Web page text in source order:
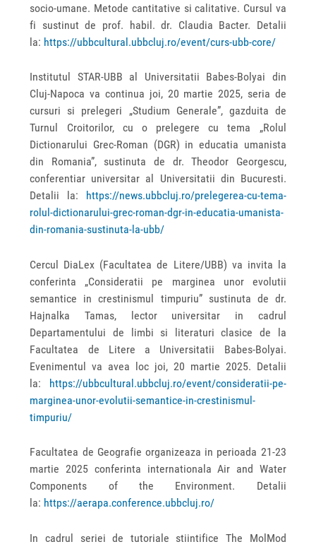
socio-umane. Metode cantitative si calitative. Cursul va
fi sustinut de prof. habil. dr. Claudia Bacter. Detalii
la: https://ubbcultural.ubbcluj.ro/event/curs-ubb-core/
Institutul STAR-UBB al Universitatii Babes-Bolyai din
Cluj-Napoca va continua joi, 20 martie 2025, seria de
cursuri si prelegeri „Studium Generale”, gazduita de
Turnul Croitorilor, cu o prelegere cu tema „Rolul
Dictionarului Grec-Roman (DGR) in educatia umanista
din Romania”, sustinuta de dr. Theodor Georgescu,
conferentiar universitar al Universitatii din Bucuresti.
Detalii la:
https://news.ubbcluj.ro/prelegerea-cu-tema-
rolul-dictionarului-grec-roman-dgr-in-educatia-umanista-
din-romania-sustinuta-la-ubb/
Cercul DiaLex (Facultatea de Litere/UBB) va invita la
conferinta „Consideratii pe marginea unor evolutii
semantice in crestinismul timpuriu” sustinuta de dr.
Hajnalka Tamas, lector universitar in cadrul
Departamentului de limbi si literaturi clasice de la
Facultatea de Litere a Universitatii Babes-Bolyai.
Evenimentul va avea loc joi, 20 martie 2025. Detalii
la: https://ubbcultural.ubbcluj.ro/event/consideratii-pe-
marginea-unor-evolutii-semantice-in-crestinismul-
timpuriu/
Facultatea de Geografie organizeaza in perioada 21-23
martie 2025 conferinta internationala Air and Water
Components of the Environment. Detalii
la: https://aerapa.conference.ubbcluj.ro/
In cadrul seriei de tutoriale stiintifice The MolMod